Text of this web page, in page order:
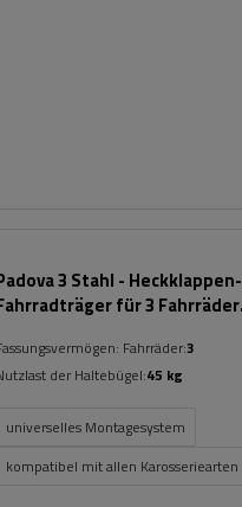
3 Stahl - Heckklappen-
für 3 Fahrräder
Fahrräder:3
der Haltebügel:45 kg
universelles Montagesystem
kompatibel mit allen Karosseriearten